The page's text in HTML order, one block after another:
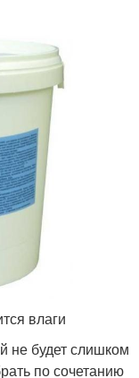
влаги
не будет слишком
по сочетанию